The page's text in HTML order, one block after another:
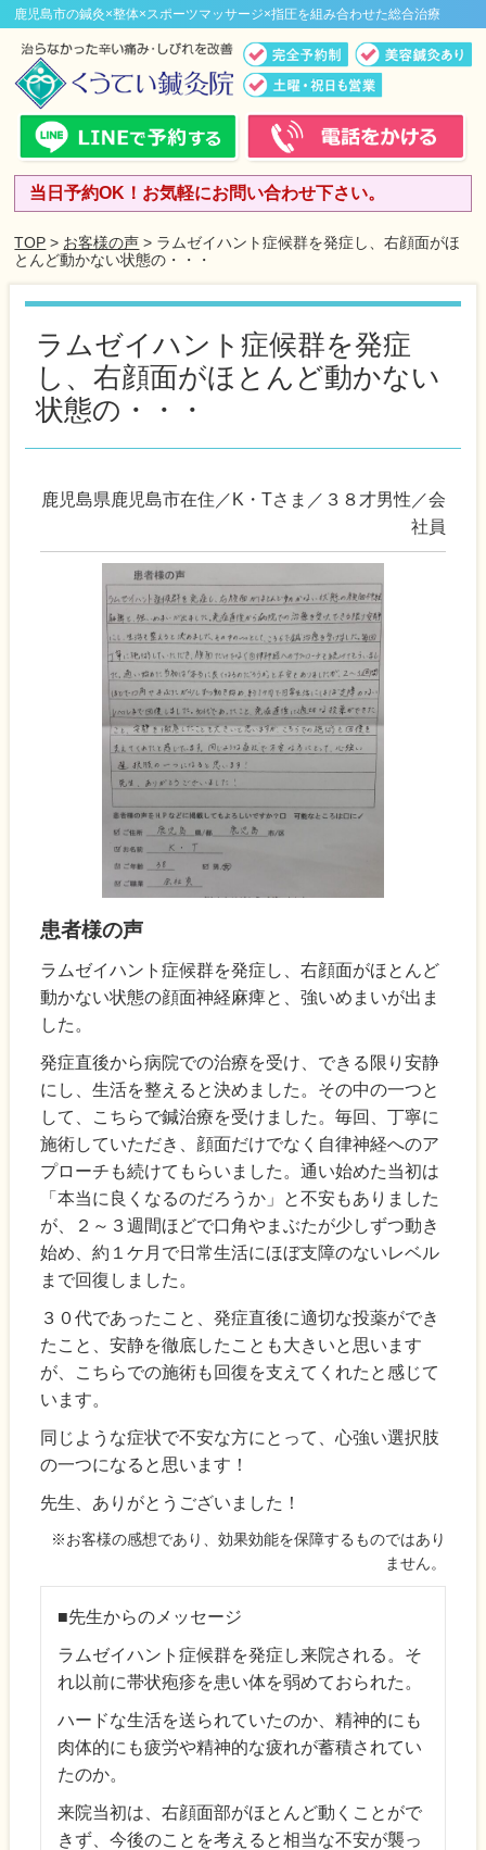
鹿児島市の鍼灸×整体×スポーツマッサージ×指圧を組み合わせた総合治療
当日予約OK！お気軽にお問い合わせ下さい。
TOP > お客様の声 > ラムゼイハント症候群を発症し、右顔面がほ
とんど動かない状態の・・・
ラムゼイハント症候群を発症
し、右顔面がほとんど動かない
状態の・・・
鹿児島県鹿児島市在住／K・Tさま／３８才男性／会
社員
患者様の声
ラムゼイハント症候群を発症し、右顔面がほとんど
動かない状態の顔面神経麻痺と、強いめまいが出ま
した。
発症直後から病院での治療を受け、できる限り安静
にし、生活を整えると決めました。その中の一つと
して、こちらで鍼治療を受けました。毎回、丁寧に
施術していただき、顔面だけでなく自律神経へのア
プローチも続けてもらいました。通い始めた当初は
「本当に良くなるのだろうか」と不安もありました
が、２～３週間ほどで口角やまぶたが少しずつ動き
始め、約１ケ月で日常生活にほぼ支障のないレベル
まで回復しました。
３０代であったこと、発症直後に適切な投薬ができ
たこと、安静を徹底したことも大きいと思います
が、こちらでの施術も回復を支えてくれたと感じて
います。
同じような症状で不安な方にとって、心強い選択肢
の一つになると思います！
先生、ありがとうございました！
※お客様の感想であり、効果効能を保障するものではあり
ません。
■先生からのメッセージ
ラムゼイハント症候群を発症し来院される。そ
れ以前に帯状疱疹を患い体を弱めておられた。
ハードな生活を送られていたのか、精神的にも
肉体的にも疲労や精神的な疲れが蓄積されてい
たのか。
来院当初は、右顔面部がほとんど動くことがで
きず、今後のことを考えると相当な不安が襲っ